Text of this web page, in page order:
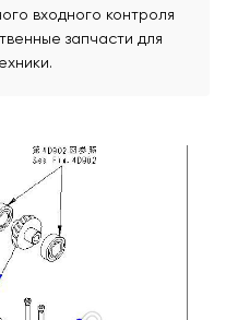
входного контроля
запчасти для